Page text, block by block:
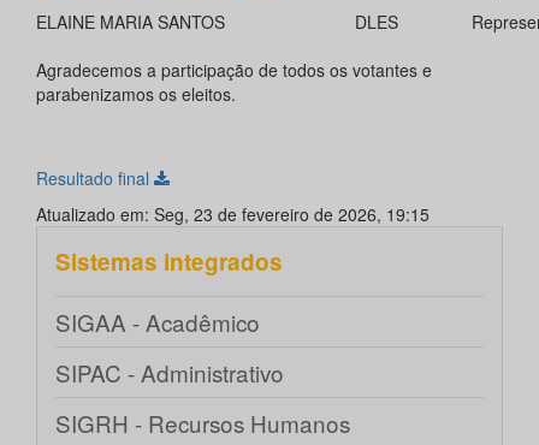
ELAINE MARIA SANTOS
DLES
Agradecemos a participação de todos os votantes e
parabenizamos os eleitos.
Resultado final
Atualizado em: Seg, 23 de fevereiro de 2026, 19:15
Sistemas integrados
SIGAA - Acadêmico
SIPAC - Administrativo
SIGRH - Recursos Humanos